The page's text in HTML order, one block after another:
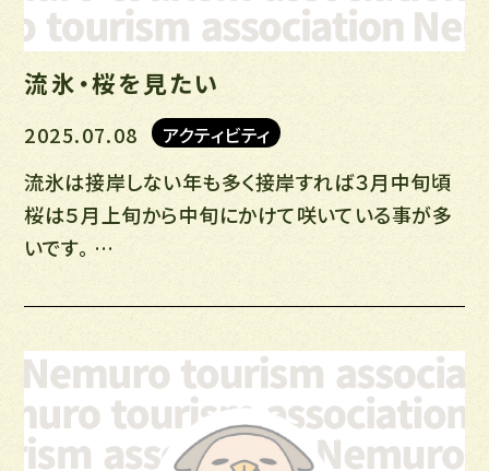
流氷・桜を見たい
2025.07.08 アクティビティ
流氷は接岸しない年も多く接岸すれば３月中旬頃
桜は５月上旬から中旬にかけて咲いている事が多
いです。 …